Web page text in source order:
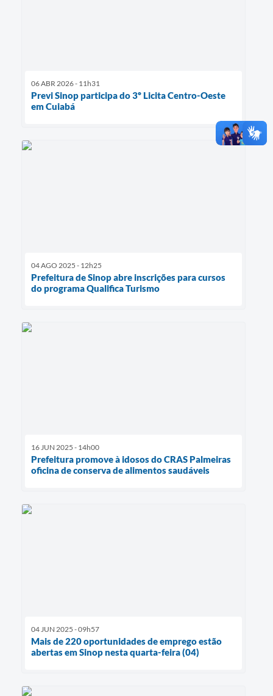
06 ABR 2026 - 11h31
Previ Sinop participa do 3º Licita Centro-Oeste
em Cuiabá
04 AGO 2025 - 12h25
Prefeitura de Sinop abre inscrições para cursos
do programa Qualifica Turismo
16 JUN 2025 - 14h00
Prefeitura promove à idosos do CRAS Palmeiras
oficina de conserva de alimentos saudáveis
04 JUN 2025 - 09h57
Mais de 220 oportunidades de emprego estão
abertas em Sinop nesta quarta-feira (04)